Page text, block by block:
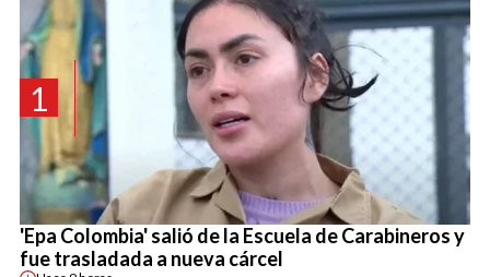
1
'Epa Colombia' salió de la Escuela de Carabineros y
fue trasladada a nueva cárcel